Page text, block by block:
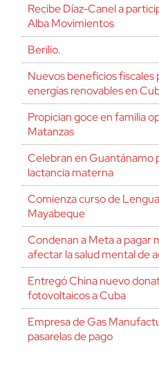
Recibe Díaz-Canel a
Alba Movimientos
Berilio.
Nuevos beneficios fiscales
energías renovables en
Propician goce en familia
Matanzas
Celebran en Guantánamo
lactancia materna
Comienza curso de
Mayabeque
Condenan a Meta a pagar
afectar la salud mental de
Entregó China nuevo
fotovoltaicos a Cuba
Empresa de Gas
pasarelas de pago